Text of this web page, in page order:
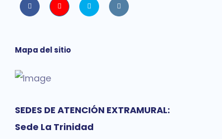
Facebook Youtube twitter instagram
Mapa del sitio
SEDES DE ATENCIÓN EXTRAMURAL:
Sede La Trinidad